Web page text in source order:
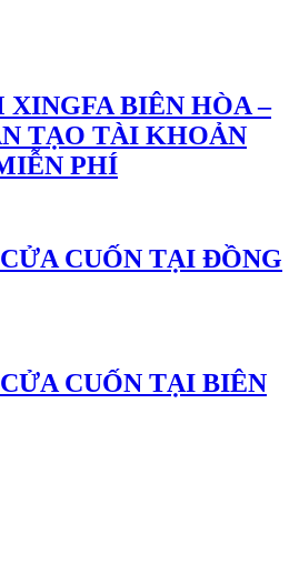
XINGFA BIÊN HÒA –
TẠO TÀI KHOẢN
PHÍ
CUỐN TẠI ĐỒNG
CUỐN TẠI BIÊN